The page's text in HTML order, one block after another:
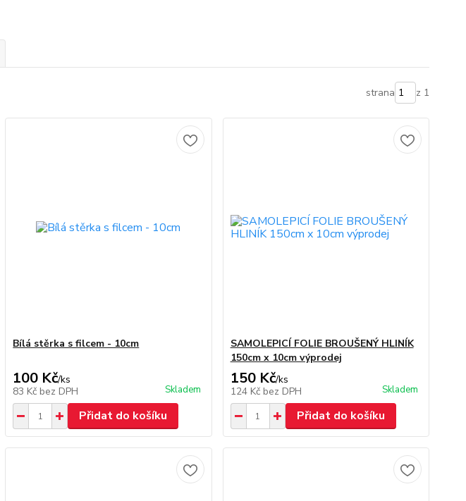
strana z 1
Bílá stěrka s filcem - 10cm
100 Kč/ks
83 Kč bez DPH Skladem
Přidat do košíku
SAMOLEPICÍ FOLIE BROUŠENÝ HLINÍK
150cm x 10cm výprodej
150 Kč/ks
124 Kč bez DPH Skladem
Přidat do košíku